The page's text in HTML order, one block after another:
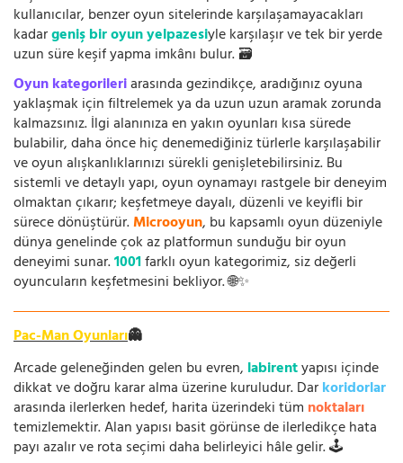
kullanıcılar, benzer oyun sitelerinde karşılaşamayacakları
kadargeniş bir oyun yelpazesiyle karşılaşır ve tek bir yerde
uzun süre keşif yapma imkânı bulur. 🗃️
Oyun kategorileriarasında gezindikçe, aradığınız oyuna
yaklaşmak için filtrelemek ya da uzun uzun aramak zorunda
kalmazsınız. İlgi alanınıza en yakın oyunları kısa sürede
bulabilir, daha önce hiç denemediğiniz türlerle karşılaşabilir
ve oyun alışkanlıklarınızı sürekli genişletebilirsiniz. Bu
sistemli ve detaylı yapı, oyun oynamayı rastgele bir deneyim
olmaktan çıkarır; keşfetmeye dayalı, düzenli ve keyifli bir
sürece dönüştürür.Microoyun, bu kapsamlı oyun düzeniyle
dünya genelinde çok az platformun sunduğu bir oyun
deneyimi sunar.1001farklı oyun kategorimiz, siz değerli
oyuncuların keşfetmesini bekliyor. 🌐✨
Pac-Man Oyunları👻
Arcade geleneğinden gelen bu evren, labirentyapısı içinde
dikkat ve doğru karar alma üzerine kuruludur. Darkoridorlar
arasında ilerlerken hedef, harita üzerindeki tüm noktaları
temizlemektir. Alan yapısı basit görünse de ilerledikçe hata
payı azalır ve rota seçimi daha belirleyici hâle gelir. 🕹️